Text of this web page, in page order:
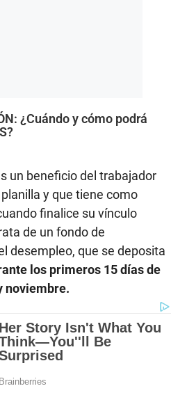
¿Cuándo y cómo podrá
un beneficio del trabajador
y que tiene como
finalice su vínculo
de un fondo de
desempleo, que se deposita
los primeros 15 días de
noviembre.